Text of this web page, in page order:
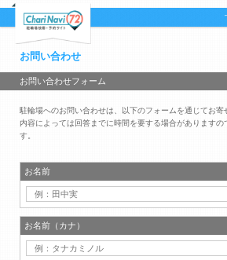
お問い合わせ
お問い合わせフォーム
駐輪場へのお問い合わせは、以下のフォームを通じてお寄
内容によっては回答までに時間を要する場合がありますの
す。
お名前
お名前（カナ）